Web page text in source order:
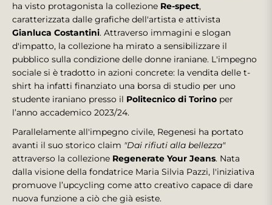
ha visto protagonista la collezione Re-spect,
caratterizzata dalle grafiche dell'artista e attivista
Gianluca Costantini. Attraverso immagini e slogan
d'impatto, la collezione ha mirato a sensibilizzare il
pubblico sulla condizione delle donne iraniane. L'impegno
sociale si è tradotto in azioni concrete: la vendita delle t-
shirt ha infatti finanziato una borsa di studio per uno
studente iraniano presso il Politecnico di Torino per
l’anno accademico 2023/24.
Parallelamente all'impegno civile, Regenesi ha portato
avanti il suo storico claim "Dai rifiuti alla bellezza"
attraverso la collezione Regenerate Your Jeans. Nata
dalla visione della fondatrice Maria Silvia Pazzi, l'iniziativa
promuove l’upcycling come atto creativo capace di dare
nuova funzione a ciò che già esiste.